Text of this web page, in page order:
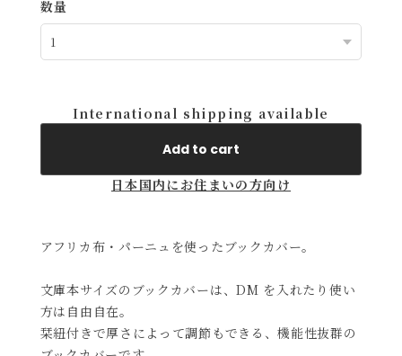
数量
International shipping available
Add to cart
日本国内にお住まいの方向け
アフリカ布・パーニュを使ったブックカバー。
文庫本サイズのブックカバーは、DM を入れたり使い
方は自由自在。
栞紐付きで厚さによって調節もできる、機能性抜群の